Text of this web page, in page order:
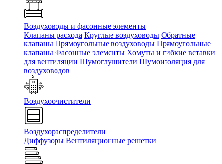
Воздуховоды и фасонные элементы
Клапаны расхода Круглые воздуховоды Обратные
клапаны Прямоугольные воздуховоды Прямоугольные
клапаны Фасонные элементы Хомуты и гибкие вставки
для вентиляции Шумоглушители Шумоизоляция для
воздуховодов
Воздухоочистители
Воздухораспределители
Диффузоры Вентиляционные решетки